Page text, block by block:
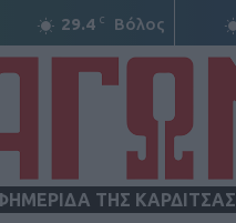
29.4 C Βόλος
ΤΗΣ ΚΑΡΔΙΤΣΑΣ